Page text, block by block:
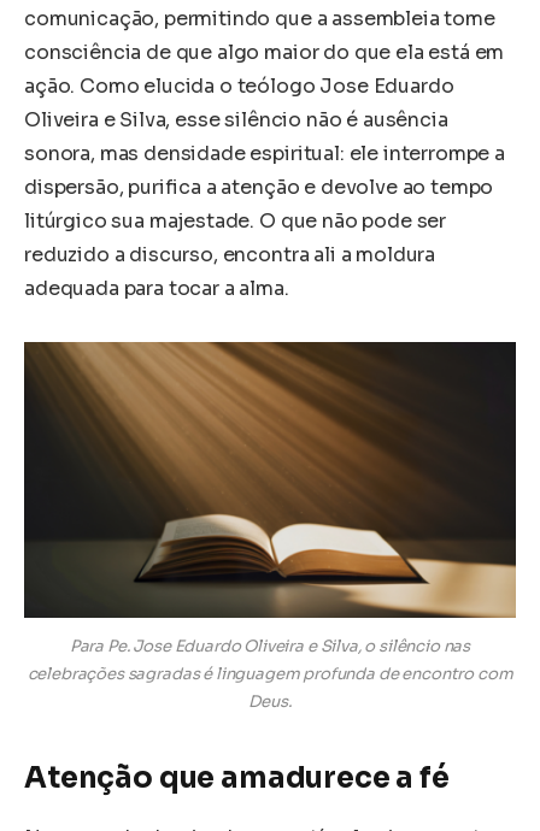
comunicação, permitindo que a assembleia tome
consciência de que algo maior do que ela está em
ação. Como elucida o teólogo Jose Eduardo
Oliveira e Silva, esse silêncio não é ausência
sonora, mas densidade espiritual: ele interrompe a
dispersão, purifica a atenção e devolve ao tempo
litúrgico sua majestade. O que não pode ser
reduzido a discurso, encontra ali a moldura
adequada para tocar a alma.
Para Pe. Jose Eduardo Oliveira e Silva, o silêncio nas
celebrações sagradas é linguagem profunda de encontro com
Deus.
Atenção que amadurece a fé